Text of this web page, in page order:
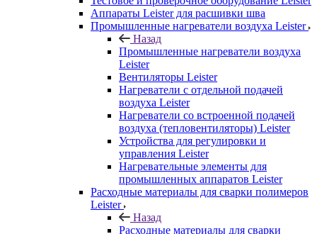
Аппараты Leister для расшивки шва
Промышленные нагреватели воздуха Leister
Назад
Промышленные нагреватели воздуха
Leister
Вентиляторы Leister
Нагреватели с отдельной подачей
воздуха Leister
Нагреватели со встроенной подачей
воздуха (тепловентиляторы) Leister
Устройства для регулировки и
управления Leister
Нагревательные элементы для
промышленных аппаратов Leister
Расходные материалы для сварки полимеров
Leister
Назад
Расходные материалы для сварки